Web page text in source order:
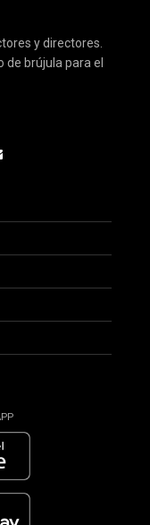
y directores.
de brújula para el